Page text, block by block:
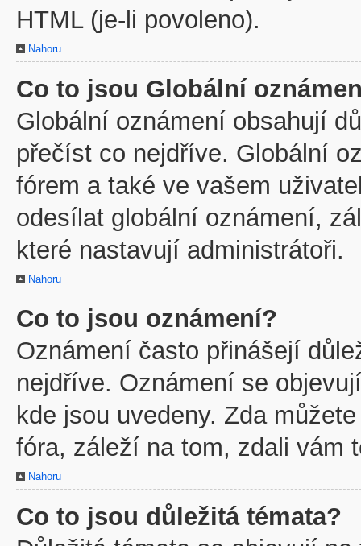
HTML (je-li povoleno).
Nahoru
Co to jsou Globální
Globální oznámení obsahují
přečíst co nejdříve. Globální
fórem a také ve vašem
odesílat globální oznámení,
které nastavují administrátoři.
Nahoru
Co to jsou oznámení?
Oznámení často přinášejí
nejdříve. Oznámení se
kde jsou uvedeny. Zda
fóra, záleží na tom, zdali vám
Nahoru
Co to jsou důležitá témata?